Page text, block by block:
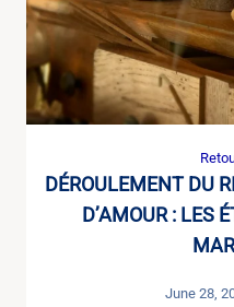
DÉROULEMENT DU
D’AMOUR : LES
June 28,